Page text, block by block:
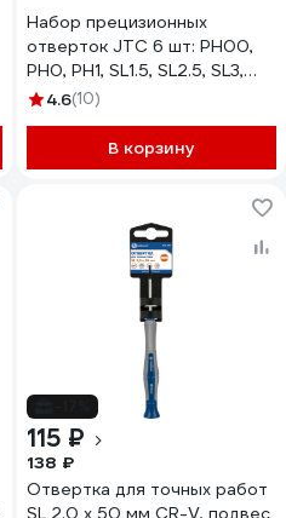
Набор прецизионных
отверток JTC 6 шт: PH00,
PH0, PH1, SL1.5, SL2.5, SL3,
длина 150 мм, 5526 459193
4.6(10)
В корзину
115 ₽
138 ₽
Отвертка для точных работ
SL 2.0 х 50 мм CR-V, подвес